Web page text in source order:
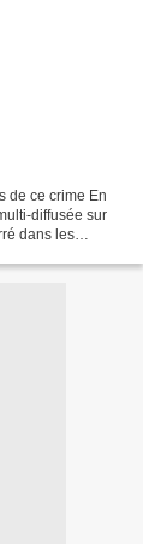
de ce crime En
diffusée sur
dans les